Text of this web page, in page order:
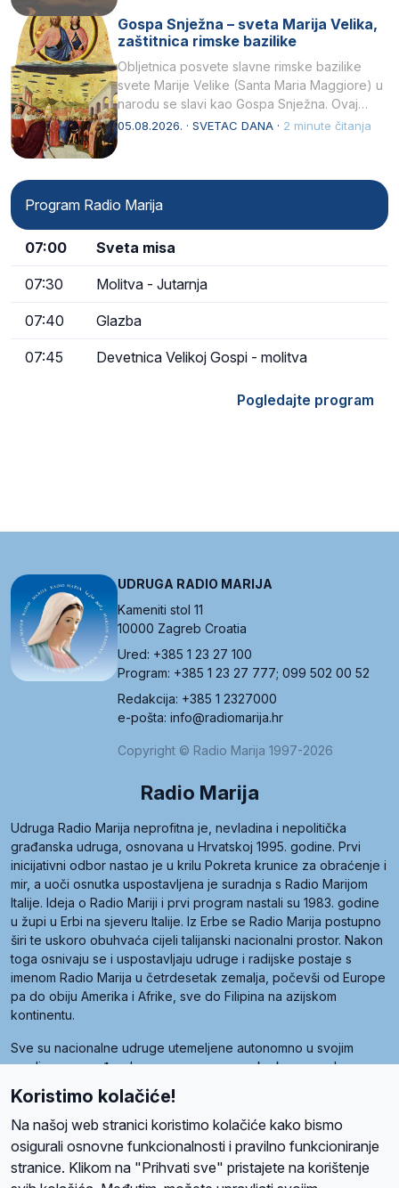
Gospa Snježna – sveta Marija Velika,
zaštitnica rimske bazilike
Obljetnica posvete slavne rimske bazilike
svete Marije Velike (Santa Maria Maggiore) u
narodu se slavi kao Gospa Snježna. Ovaj
naziv, Sancta Maria…
05.08.2026. · SVETAC DANA · 2 minute čitanja
Program Radio Marija
07:00 Sveta misa
07:30 Molitva - Jutarnja
07:40 Glazba
07:45 Devetnica Velikoj Gospi - molitva
Pogledajte program
UDRUGA RADIO MARIJA
Kameniti stol 11
10000 Zagreb Croatia
Ured: +385 1 23 27 100
Program: +385 1 23 27 777; 099 502 00 52
Redakcija: +385 1 2327000
e-pošta: info@radiomarija.hr
Copyright © Radio Marija 1997-2026
Radio Marija
Udruga Radio Marija neprofitna je, nevladina i nepolitička
građanska udruga, osnovana u Hrvatskoj 1995. godine. Prvi
inicijativni odbor nastao je u krilu Pokreta krunice za obraćenje i
mir, a uoči osnutka uspostavljena je suradnja s Radio Marijom
Italije. Ideja o Radio Mariji i prvi program nastali su 1983. godine
u župi u Erbi na sjeveru Italije. Iz Erbe se Radio Marija postupno
širi te uskoro obuhvaća cijeli talijanski nacionalni prostor. Nakon
toga osnivaju se i uspostavljaju udruge i radijske postaje s
imenom Radio Marija u četrdesetak zemalja, počevši od Europe
pa do obiju Amerika i Afrike, sve do Filipina na azijskom
kontinentu.
Sve su nacionalne udruge utemeljene autonomno u svojim
zemljama, a međusobna su povezane preko krovne udruge
pod nazivom Svjetska obitelj Radio Marije (World Family of
Radio Maria). Svjetsku obitelj utemeljilo je sedam članica, među
kojima je i hrvatska Udruga Radio Marija.
Koristimo kolačiće!
Na našoj web stranici koristimo kolačiće kako bismo
osigurali osnovne funkcionalnosti i pravilno funkcioniranje
stranice. Klikom na "Prihvati sve" pristajete na korištenje